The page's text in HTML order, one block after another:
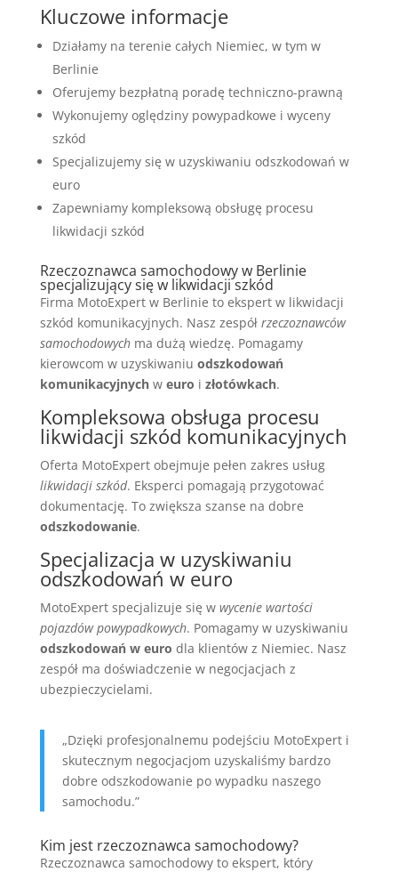
Kluczowe informacje
Działamy na terenie całych Niemiec, w tym w
Berlinie
Oferujemy bezpłatną poradę techniczno-prawną
Wykonujemy oględziny powypadkowe i wyceny
szkód
Specjalizujemy się w uzyskiwaniu odszkodowań w
euro
Zapewniamy kompleksową obsługę procesu
likwidacji szkód
Rzeczoznawca samochodowy w Berlinie
specjalizujący się w likwidacji szkód
Firma MotoExpert w Berlinie to ekspert w likwidacji
szkód komunikacyjnych. Nasz zespół rzeczoznawców
samochodowychma dużą wiedzę. Pomagamy
kierowcom w uzyskiwaniu odszkodowań
komunikacyjnychw euro i złotówkach.
Kompleksowa obsługa procesu
likwidacji szkód komunikacyjnych
Oferta MotoExpert obejmuje pełen zakres usług
likwidacji szkód. Eksperci pomagają przygotować
dokumentację. To zwiększa szanse na dobre
odszkodowanie.
Specjalizacja w uzyskiwaniu
odszkodowań w euro
MotoExpert specjalizuje się w wycenie wartości
pojazdów powypadkowych. Pomagamy w uzyskiwaniu
odszkodowań w euro dla klientów z Niemiec. Nasz
zespół ma doświadczenie w negocjacjach z
ubezpieczycielami.
„Dzięki profesjonalnemu podejściu MotoExpert i
skutecznym negocjacjom uzyskaliśmy bardzo
dobre odszkodowanie po wypadku naszego
samochodu.”
Kim jest rzeczoznawca samochodowy?
Rzeczoznawca samochodowy to ekspert, który